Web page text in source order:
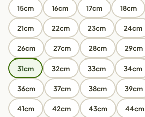
15cm 16cm 17cm 18cm
21cm 22cm 23cm 24cm
26cm 27cm 28cm 29cm
31cm 32cm 33cm 34cm
36cm 37cm 38cm 39cm
41cm 42cm 43cm 44cm